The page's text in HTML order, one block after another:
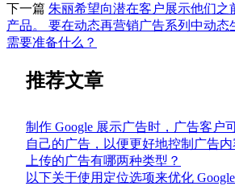
下一篇 朱丽希望向潜在客户展示他们之
产品。 要在动态再营销广告系列中动态
需要准备什么？
推荐文章
制作 Google 展示广告时，广告客户
自己的广告，以便更好地控制广告内
上传的广告有哪两种类型？
以下关于使用定位选项来优化